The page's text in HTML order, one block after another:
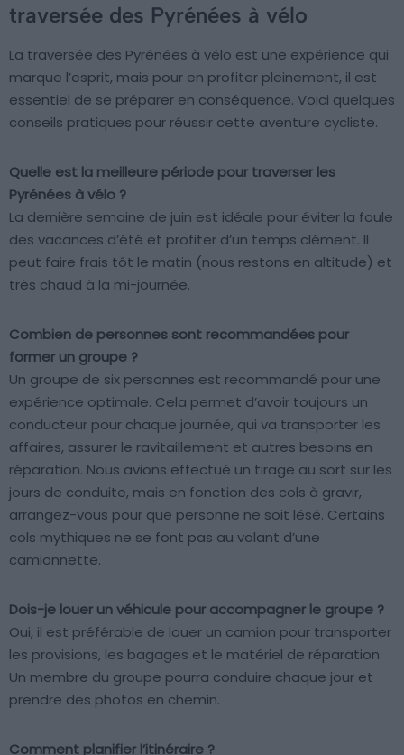
traversée des Pyrénées à vélo
La traversée des Pyrénées à vélo est une expérience qui
marque l’esprit, mais pour en profiter pleinement, il est
essentiel de se préparer en conséquence. Voici quelques
conseils pratiques pour réussir cette aventure cycliste.
Quelle est la meilleure période pour traverser les
Pyrénées à vélo ?
La dernière semaine de juin est idéale pour éviter la foule
des vacances d’été et profiter d’un temps clément. Il
peut faire frais tôt le matin (nous restons en altitude) et
très chaud à la mi-journée.
Combien de personnes sont recommandées pour
former un groupe ?
Un groupe de six personnes est recommandé pour une
expérience optimale. Cela permet d’avoir toujours un
conducteur pour chaque journée, qui va transporter les
affaires, assurer le ravitaillement et autres besoins en
réparation. Nous avions effectué un tirage au sort sur les
jours de conduite, mais en fonction des cols à gravir,
arrangez-vous pour que personne ne soit lésé. Certains
cols mythiques ne se font pas au volant d’une
camionnette.
Dois-je louer un véhicule pour accompagner le groupe ?
Oui, il est préférable de louer un camion pour transporter
les provisions, les bagages et le matériel de réparation.
Un membre du groupe pourra conduire chaque jour et
prendre des photos en chemin.
Comment planifier l’itinéraire ?